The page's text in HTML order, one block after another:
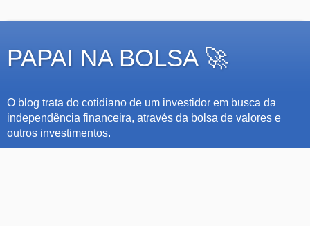
PAPAI NA BOLSA 🚀
O blog trata do cotidiano de um investidor em busca da
independência financeira, através da bolsa de valores e
outros investimentos.